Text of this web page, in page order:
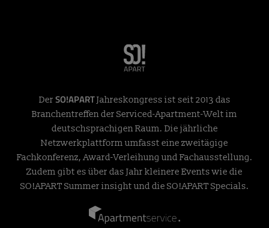
Der SO!APARTJahreskongress ist seit 2013 das
Branchentreffen der Serviced-Apartment-Welt im
deutschsprachigen Raum. Die jährliche
Netzwerkplattform umfasst eine zweitägige
Fachkonferenz, Award-Verleihung und Fachausstellung.
Zudem gibt es über das Jahr kleinere Events wie die
SO!APART Summer insight und die SO!APART Specials.